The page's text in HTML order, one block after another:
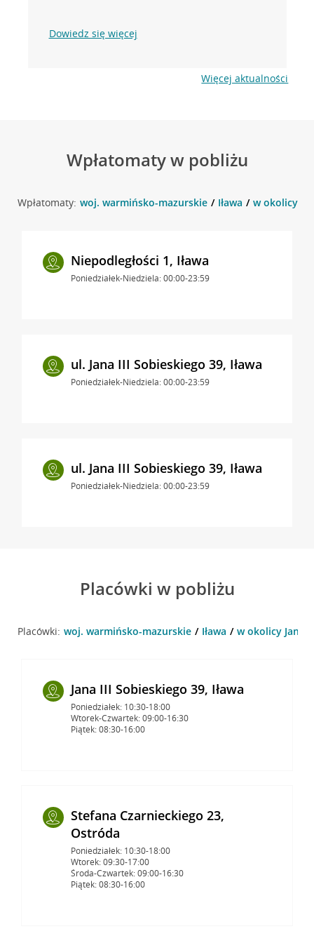
Dowiedz się więcej
Więcej aktualności
Wpłatomaty w pobliżu
Wpłatomaty: woj. warmińsko-mazurskie Iława w okolicy
Niepodległości 1, Iława
Poniedziałek-Niedziela: 00:00-23:59
ul. Jana III Sobieskiego 39, Iława
Poniedziałek-Niedziela: 00:00-23:59
ul. Jana III Sobieskiego 39, Iława
Poniedziałek-Niedziela: 00:00-23:59
Placówki w pobliżu
Placówki: woj. warmińsko-mazurskie Iława w okolicy Jana
Jana III Sobieskiego 39, Iława
Poniedziałek: 10:30-18:00
Wtorek-Czwartek: 09:00-16:30
Piątek: 08:30-16:00
Stefana Czarnieckiego 23,
Ostróda
Poniedziałek: 10:30-18:00
Wtorek: 09:30-17:00
Środa-Czwartek: 09:00-16:30
Piątek: 08:30-16:00